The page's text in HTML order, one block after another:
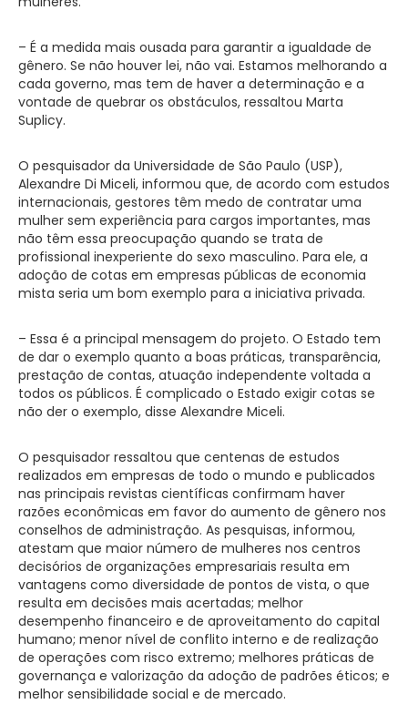
– É a medida mais ousada para garantir a igualdade de
gênero. Se não houver lei, não vai. Estamos melhorando a
cada governo, mas tem de haver a determinação e a
vontade de quebrar os obstáculos, ressaltou Marta
Suplicy.
O pesquisador da Universidade de São Paulo (USP),
Alexandre Di Miceli, informou que, de acordo com estudos
internacionais, gestores têm medo de contratar uma
mulher sem experiência para cargos importantes, mas
não têm essa preocupação quando se trata de
profissional inexperiente do sexo masculino. Para ele, a
adoção de cotas em empresas públicas de economia
mista seria um bom exemplo para a iniciativa privada.
– Essa é a principal mensagem do projeto. O Estado tem
de dar o exemplo quanto a boas práticas, transparência,
prestação de contas, atuação independente voltada a
todos os públicos. É complicado o Estado exigir cotas se
não der o exemplo, disse Alexandre Miceli.
O pesquisador ressaltou que centenas de estudos
realizados em empresas de todo o mundo e publicados
nas principais revistas científicas confirmam haver
razões econômicas em favor do aumento de gênero nos
conselhos de administração. As pesquisas, informou,
atestam que maior número de mulheres nos centros
decisórios de organizações empresariais resulta em
vantagens como diversidade de pontos de vista, o que
resulta em decisões mais acertadas; melhor
desempenho financeiro e de aproveitamento do capital
humano; menor nível de conflito interno e de realização
de operações com risco extremo; melhores práticas de
governança e valorização da adoção de padrões éticos; e
melhor sensibilidade social e de mercado.